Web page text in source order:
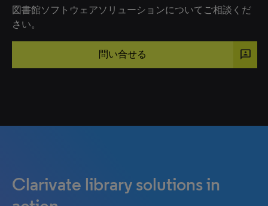
図書館ソフトウェアソリューションについてご相談くだ
さい。
問い合せる 3p
Clarivate library solutions in